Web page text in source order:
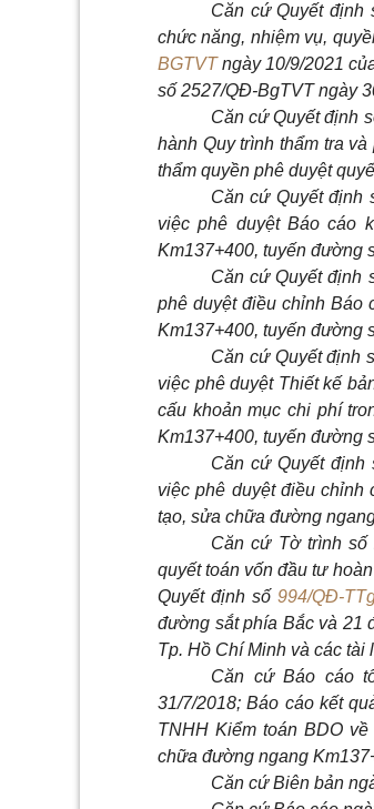
Căn cứ Quyết định
chức năng, nhiệm vụ,
BGTVTngày 10/9/2021
số 2527/QĐ-BgTVT ngày
Căn cứ Quyết định
hành Quy trình thẩm tra
thẩm quyền phê duyệt
Căn cứ Quyết định
việc phê duyệt Báo cáo
Km137+400, tuyến đường
Căn cứ Quyết định
phê duyệt điều chỉnh Báo
Km137+400, tuyến đường
Căn cứ Quyết định
việc phê duyệt Thiết kế
cấu khoản mục chi phí
Km137+400, tuyến đường
Căn cứ Quyết
việc phê duyệt điều chỉnh
tạo, sửa chữa đường
Căn cứ Tờ trình số
quyết toán vốn đầu tư
Quyết định số994/QĐ-
đường sắt phía Bắc và 21
Tp. Hồ Chí Minh và các tài
Căn cứ Báo cáo
31/7/2018; Báo cáo kết
TNHH Kiểm toán BDO
chữa đường ngang
Căn cứ Biên bản